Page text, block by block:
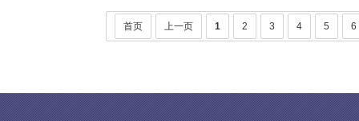
首页 上一页 1 2 3 4 5 6